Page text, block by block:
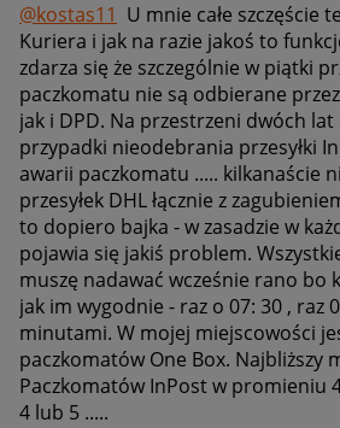
@kostas11 U mnie całe szczęście
Kuriera i jak na razie jakoś to
zdarza się że szczególnie w piątki
paczkomatu nie są odbierane
jak i DPD. Na przestrzeni dwóch lat
przypadki nieodebrania przesyłki
awarii paczkomatu ..... kilkanaście
przesyłek DHL łącznie z
to dopiero bajka - w zasadzie w
pojawia się jakiś problem.
muszę nadawać wcześnie rano bo
jak im wygodnie - raz o 07: 30 , raz
minutami. W mojej miejscowości
paczkomatów One Box. Najbliższy
Paczkomatów InPost w promieniu
4 lub 5 .....